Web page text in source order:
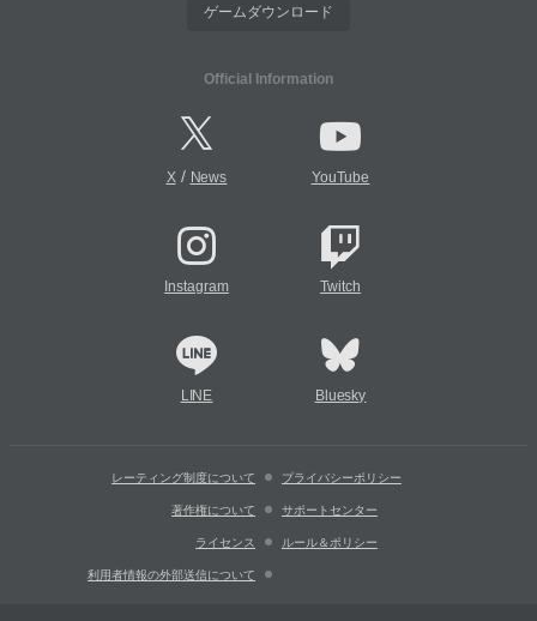
ゲームダウンロード
Official Information
X/ News YouTube
Instagram Twitch
LINE Bluesky
レーティング制度について プライバシーポリシー
著作権について サポートセンター
ライセンス ルール＆ポリシー
利用者情報の外部送信について